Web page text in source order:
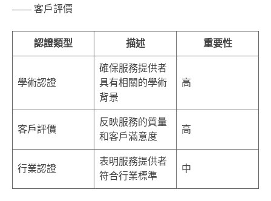
—— 客戶評價
認證類型 描述 重要性
學術認證
確保服務提供者
具有相關的學術
背景
高
客戶評價
反映服務的質量
和客戶滿意度
高
行業認證
表明服務提供者
符合行業標準
中